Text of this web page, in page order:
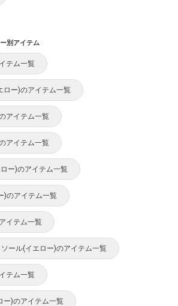
別アイテム
テム一覧
ロー)のアイテム一覧
アイテム一覧
アイテム一覧
ー)のアイテム一覧
)のアイテム一覧
イテム一覧
ール(イエロー)のアイテム一覧
テム一覧
ー)のアイテム一覧